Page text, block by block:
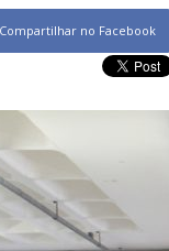
Compartilhar no Facebook